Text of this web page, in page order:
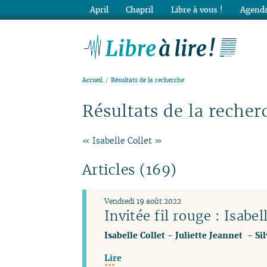
Accueil Résultats de la recherche
Résultats de la
« Isabelle Collet »
Articles (169)
Invitée fil rouge :
Vendredi 19 août 2022
Isabelle Collet- Juliette Jeannet -
Lire
April Chapril Libre à vous !